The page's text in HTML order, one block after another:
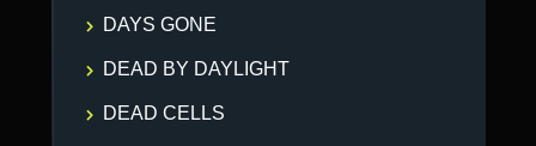
DAYS GONE
DEAD BY DAYLIGHT
DEAD CELLS